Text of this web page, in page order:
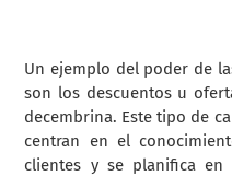
Un ejemplo del poder de
son los descuentos u
decembrina. Este tipo de
centran en el
clientes y se planifica